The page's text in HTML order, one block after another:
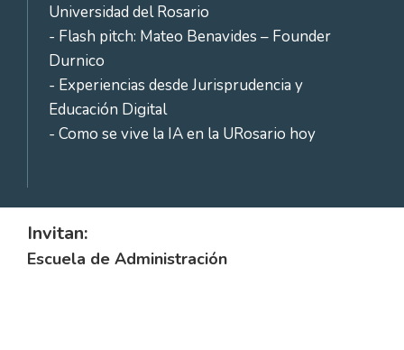
Universidad del Rosario
- Flash pitch: Mateo Benavides – Founder
Durnico
- Experiencias desde Jurisprudencia y
Educación Digital
- Como se vive la IA en la URosario hoy
Invitan:
Escuela de Administración